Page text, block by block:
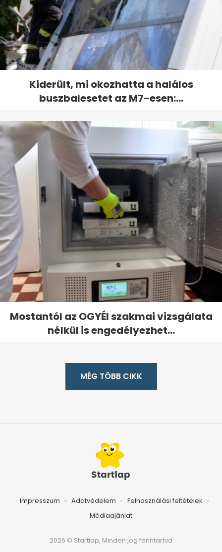
Kiderült, mi okozhatta a halálos
buszbalesetet az M7-esen:...
Mostantól az OGYÉI szakmai vizsgálata
nélkül is engedélyezhet...
MÉG TÖBB CIKK
Impresszum Adatvédelem
Felhasználási feltételek
Médiaajánlat
2026 © Startlap, Minden jog fenntartva